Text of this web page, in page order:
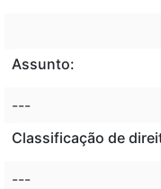
Assunto:
---
Classificação de
---